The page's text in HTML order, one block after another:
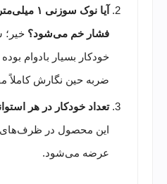
آیا نوک
فشار خم می‌شود؟ خیر؛
خودکار بسیار بادوام
ضربه حین نگارش کاملاً
تعداد خودکار در هر
عرضه می‌شود.